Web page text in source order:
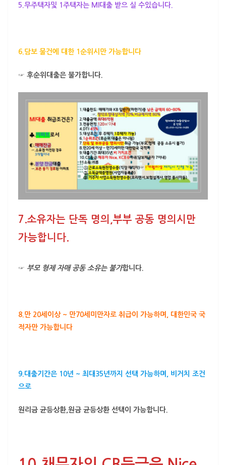
5. 무주택자및 1주택자는 MI대출 받으 실 수있습니다.
6.담보 물건에 대한 1순위시만 가능합니다
☞ 후순위대출은 불가합니다.
7.소유자는 단독 명의,부부 공동 명의시 만
가능합니다.
☞ 부모 형제 자매 공동 소유는 불가합니다.
8.만 20세이상 ~ 만70세미만자로 취급이 가능하며, 대한민국 국
적자만 가능합니다
9.대출기간은 10년 ~ 최대35년까지 선택 가능하며,
비거치 조건
으로
원리금 균등상환,원금 균등상환 선택이 가능합니다.